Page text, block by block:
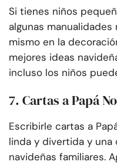
Si tienes niños
algunas manualidades
mismo en la
mejores ideas
incluso los niños
7. Cartas a Papá
Escribirle cartas a
linda y divertida y una
navideñas familiares.